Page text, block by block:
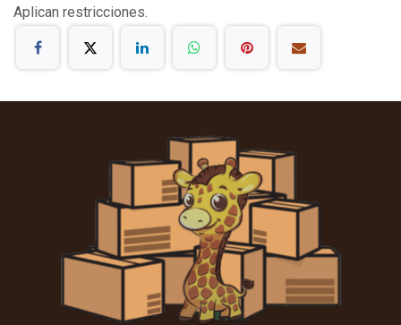
Aplican restricciones.